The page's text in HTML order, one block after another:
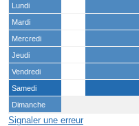
Lundi
Mardi
Mercredi
Jeudi
Vendredi
Samedi
Dimanche
Signaler une erreur